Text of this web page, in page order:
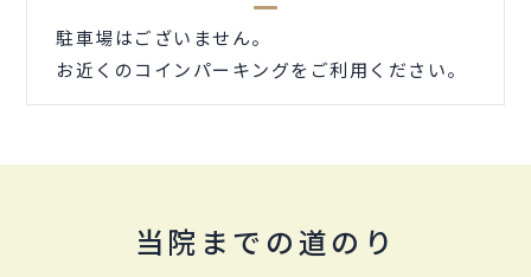
駐車場はございません。
お近くのコインパーキングをご利用ください。
当院までの道のり